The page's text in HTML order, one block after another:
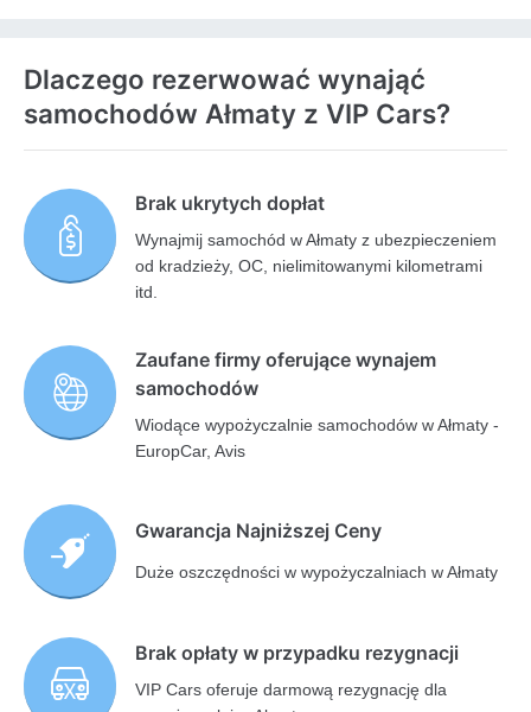
Dlaczego rezerwować wynająć
samochodów Ałmaty z VIP Cars?
Brak ukrytych dopłat
Wynajmij samochód w Ałmaty z ubezpieczeniem
od kradzieży, OC, nielimitowanymi kilometrami
itd.
Zaufane firmy oferujące wynajem
samochodów
Wiodące wypożyczalnie samochodów w Ałmaty -
EuropCar, Avis
Gwarancja Najniższej Ceny
Duże oszczędności w wypożyczalniach w Ałmaty
Brak opłaty w przypadku rezygnacji
VIP Cars oferuje darmową rezygnację dla